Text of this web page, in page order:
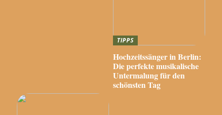
TIPPS
Hochzeitssänger in Berlin:
Die perfekte musikalische
Untermalung für den
schönsten Tag